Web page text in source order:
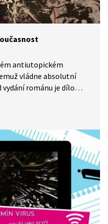
antiutopickém
vládne absolutní
románu je dílo
totalitní systém.
lidí existují stále,
být